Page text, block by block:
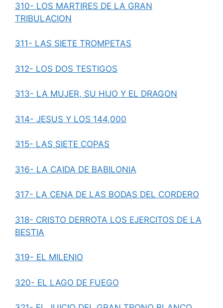
310- LOS MARTIRES DE LA GRAN
TRIBULACION
311- LAS SIETE TROMPETAS
312- LOS DOS TESTIGOS
313- LA MUJER, SU HIJO Y EL DRAGON
314- JESUS Y LOS 144,000
315- LAS SIETE COPAS
316- LA CAIDA DE BABILONIA
317- LA CENA DE LAS BODAS DEL CORDERO
318- CRISTO DERROTA LOS EJERCITOS DE LA
BESTIA
319- EL MILENIO
320- EL LAGO DE FUEGO